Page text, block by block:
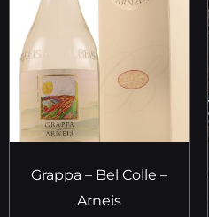
Grappa – Bel Colle –
Arneis